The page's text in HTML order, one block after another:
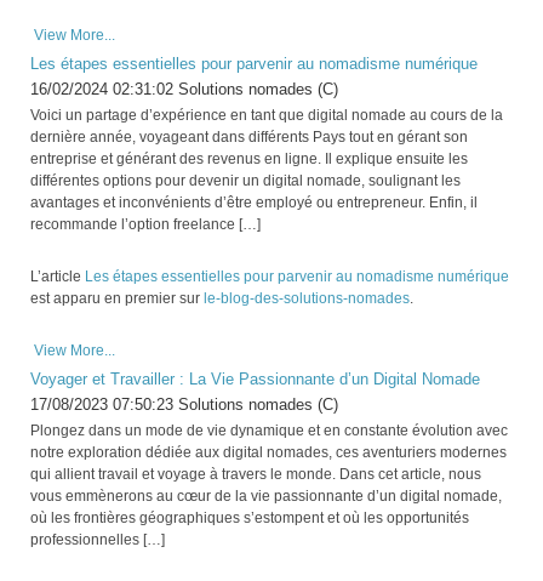
View More...
Les étapes essentielles pour parvenir au nomadisme numérique
16/02/2024 02:31:02 Solutions nomades (C)
Voici un partage d’expérience en tant que digital nomade au cours de la
dernière année, voyageant dans différents Pays tout en gérant son
entreprise et générant des revenus en ligne. Il explique ensuite les
différentes options pour devenir un digital nomade, soulignant les
avantages et inconvénients d’être employé ou entrepreneur. Enfin, il
recommande l’option freelance […]
L’article Les étapes essentielles pour parvenir au nomadisme numérique
est apparu en premier surle-blog-des-solutions-nomades
View More...
Voyager et Travailler : La Vie Passionnante d’un Digital Nomade
17/08/2023 07:50:23 Solutions nomades (C)
Plongez dans un mode de vie dynamique et en constante évolution avec
notre exploration dédiée aux digital nomades, ces aventuriers modernes
qui allient travail et voyage à travers le monde. Dans cet article, nous
vous emmènerons au cœur de la vie passionnante d’un digital nomade,
où les frontières géographiques s’estompent et où les opportunités
professionnelles […]